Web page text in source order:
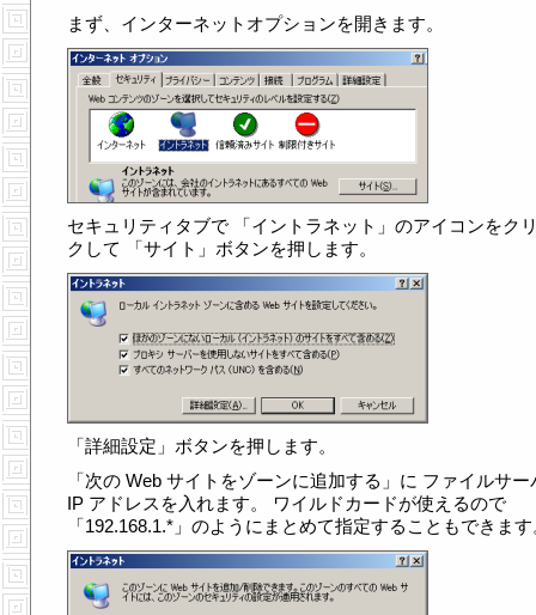
まず、インターネットオプションを開きます。
セキュリティタブで 「イントラネット」のアイコンをク
クして 「サイト」ボタンを押します。
「詳細設定」ボタンを押します。
「次の Web サイトをゾーンに追加する」に ファイルサー
IP アドレスを入れます。 ワイルドカードが使えるので
「192.168.1.*」のようにまとめて指定することもできま